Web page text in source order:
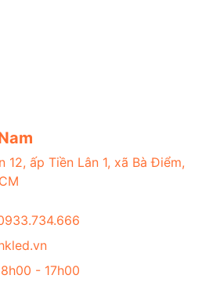
12, ấp Tiền Lân 1, xã Bà Điểm,
- 17h00